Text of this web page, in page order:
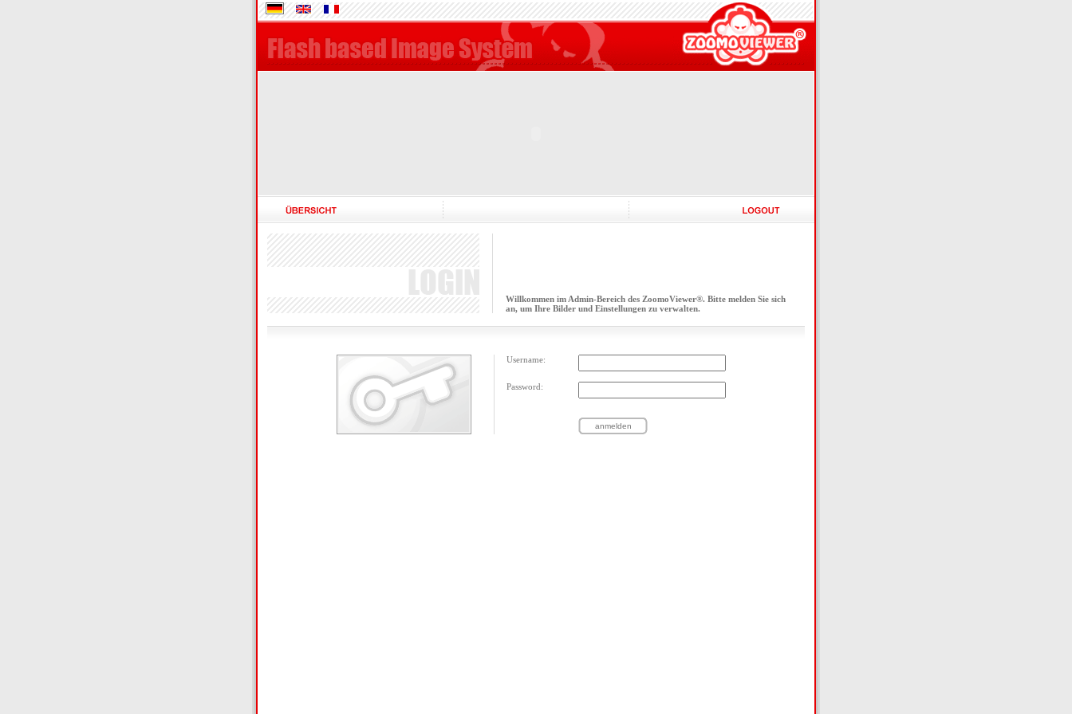
Willkommen im Admin-Bereich des ZoomoViewer®. Bitte melden Sie sich
an, um Ihre Bilder und Einstellungen zu verwalten.
Username:
Password: